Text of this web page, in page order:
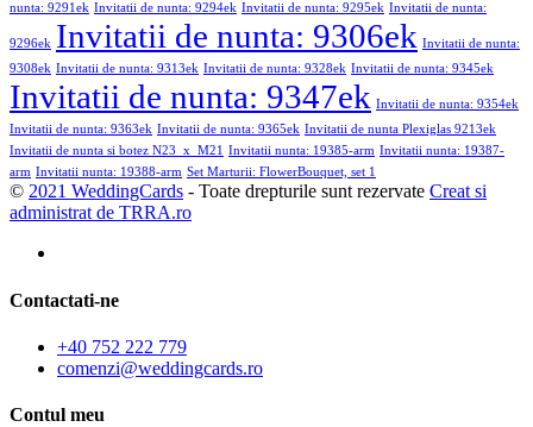
nunta: 9291ek Invitatii de nunta: 9294ek Invitatii de nunta: 9295ek Invitatii de nunta:
9296ek Invitatii de nunta: 9306ek Invitatii de nunta:
9308ek Invitatii de nunta: 9313ek Invitatii de nunta: 9328ek Invitatii de nunta: 9345ek
Invitatii de nunta: 9347ek Invitatii de nunta: 9354ek
Invitatii de nunta: 9363ek Invitatii de nunta: 9365ek Invitatii de nunta Plexiglas 9213ek
Invitatii de nunta si botez N23_x_M21 Invitatii nunta: 19385-arm Invitatii nunta: 19387-
arm Invitatii nunta: 19388-arm Set Marturii: FlowerBouquet, set 1
© 2021 WeddingCards - Toate drepturile sunt rezervate Creat si
administrat de TRRA.ro
Contactati-ne
+40 752 222 779
comenzi@weddingcards.ro
Contul meu